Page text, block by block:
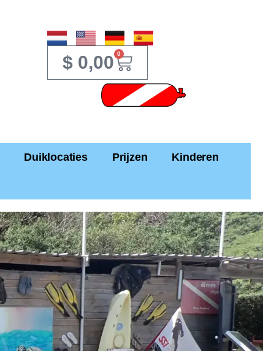
$0,00 0
Duiklocaties Prijzen Kinderen